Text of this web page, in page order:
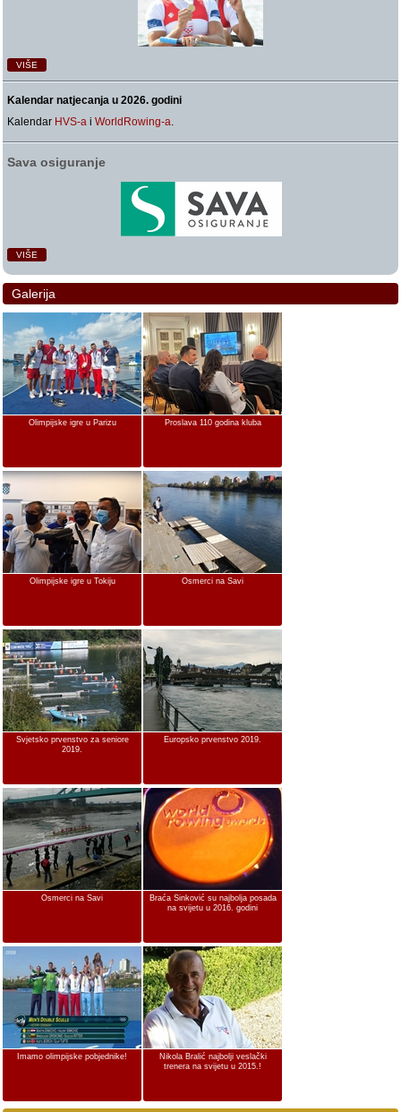
VIŠE
Kalendar natjecanja u 2026. godini
Kalendar HVS-a iWorldRowing-a.
Sava osiguranje
VIŠE
Galerija
Olimpijske igre u Parizu Proslava 110 godina kluba
Olimpijske igre u Tokiju Osmerci na Savi
Svjetsko prvenstvo za seniore
2019.
Europsko prvenstvo 2019.
Osmerci na Savi
Braća Sinković su najbolja posada
na svijetu u 2016. godini
Imamo olimpijske pobjednike!
Nikola Bralić najbolji veslački
trenera na svijetu u 2015.!